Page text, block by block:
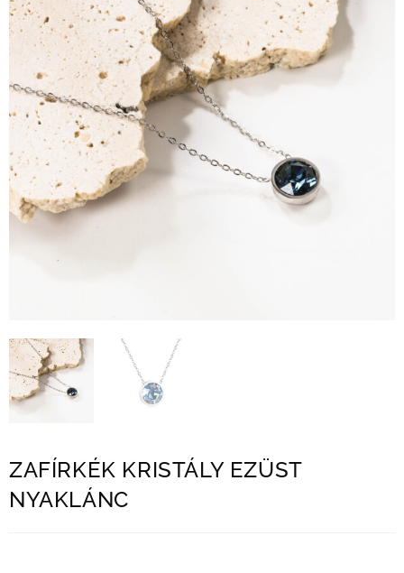
ZAFÍRKÉK KRISTÁLY EZÜST
NYAKLÁNC